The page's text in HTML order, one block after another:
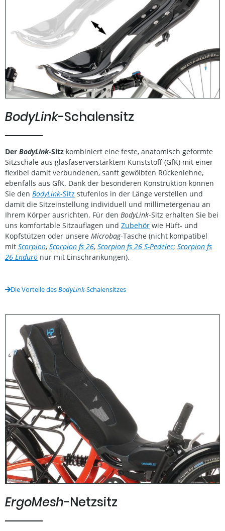
BodyLink-Schalensitz
Der BodyLink-Sitz kombiniert eine feste, anatomisch geformte
Sitzschale aus glasfaserverstärktem Kunststoff (GfK) mit einer
flexibel damit verbundenen, sanft gewölbten Rückenlehne,
ebenfalls aus GfK. Dank der besonderen Konstruktion können
Sie den BodyLink-Sitz stufenlos in der Länge verstellen und
damit die Sitzeinstellung individuell und millimetergenau an
Ihrem Körper ausrichten. Für den BodyLink-Sitz erhalten Sie bei
uns komfortable Sitzauflagen und Zubehör wie Hüft- und
Kopfstützen oder unsere Microbag-Tasche (nicht kompatibel
mit Scorpion, Scorpion fs 26, Scorpion fs 26 S-Pedelec; Scorpion fs
26 Enduro nur mit Einschränkungen).
Die Vorteile desBodyLink-Schalensitzes
ErgoMesh-Netzsitz